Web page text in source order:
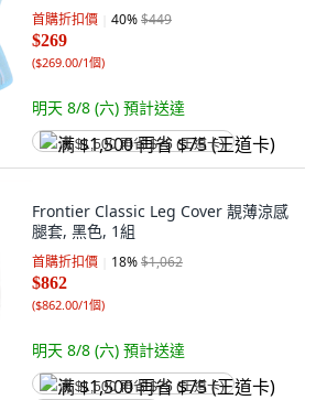
首購折扣價 40%$449
$269
($269.00/1個)
明天 8/8 (六) 預計送達
满 $1,500 再省 $75 (王道卡)
Frontier Classic Leg Cover 靚薄涼感
腿套, 黑色, 1組
首購折扣價 18%$1,062
$862
($862.00/1個)
明天 8/8 (六) 預計送達
满 $1,500 再省 $75 (王道卡)